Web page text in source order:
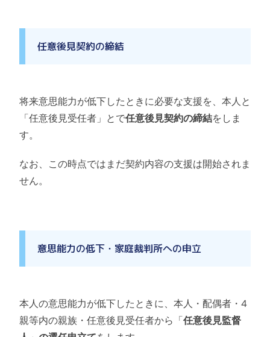
任意後見契約の締結
将来意思能力が低下したときに必要な支援を、本人と
「任意後見受任者」とで任意後見契約の締結をしま
す。
なお、この時点ではまだ契約内容の支援は開始されま
せん。
意思能力の低下・家庭裁判所への申立
本人の意思能力が低下したときに、本人・配偶者・4
親等内の親族・任意後見受任者から「任意後見監督